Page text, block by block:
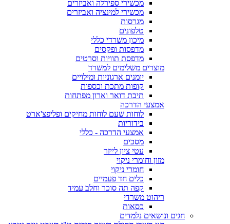
מכשירי ספירלה ואביזרים
מכשירי למינציה ואביזרים
מגרסות
טלפונים
מיכון משרדי כללי
מדפסות ופקסים
מדפסת תוויות וסרטים
מוצרים משלימים למשרד
יומנים ארגוניות ומילויים
קופות מתכת וכספות
תיבת דואר וארון מפתחות
אמצעי הדרכה
לוחות שעם לוחות מחיקים ופליפצ'ארט
בידוריות
אמצעי הדרכה - כללי
מסכים
עטי ציון לייזר
מזון וחומרי ניקוי
חומרי ניקוי
כלים חד פעמיים
קפה תה סוכר וחלב עמיד
ריהוט משרדי
כסאות
חגים ונושאים נלמדים